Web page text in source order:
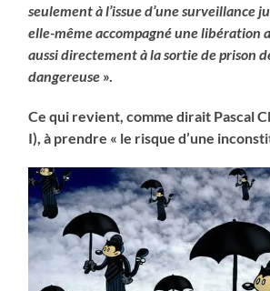
seulement à l’issue d’une surveillance
elle-même accompagné une libération
aussi directement à la sortie de prison
dangereuse ».
Ce qui revient, comme dirait Pascal
I), à prendre « le risque d’une